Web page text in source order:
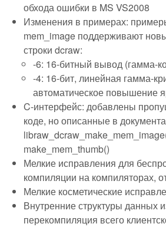
обхода ошибки в MS VS2008
Изменения в примерах:
mem_image поддерживают
строки dcraw:
-6: 16-битный вывод (гамма-
-4: 16-бит, линейная гамма-
автоматическое повышение
C-интерфейс: добавлены
коде, но описанные в
make_mem_thumb()
Мелкие исправления для
компиляции на компиляторах,
Мелкие косметические
Внутренние структуры данных
перекомпиляция всего